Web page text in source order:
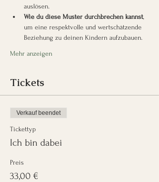
auslösen.
Wie du diese Muster durchbrechen kannst,
um eine respektvolle und wertschätzende
Beziehung zu deinen Kindern aufzubauen.
Mehr anzeigen
Tickets
Verkauf beendet
Tickettyp
Ich bin dabei
Preis
33,00 €